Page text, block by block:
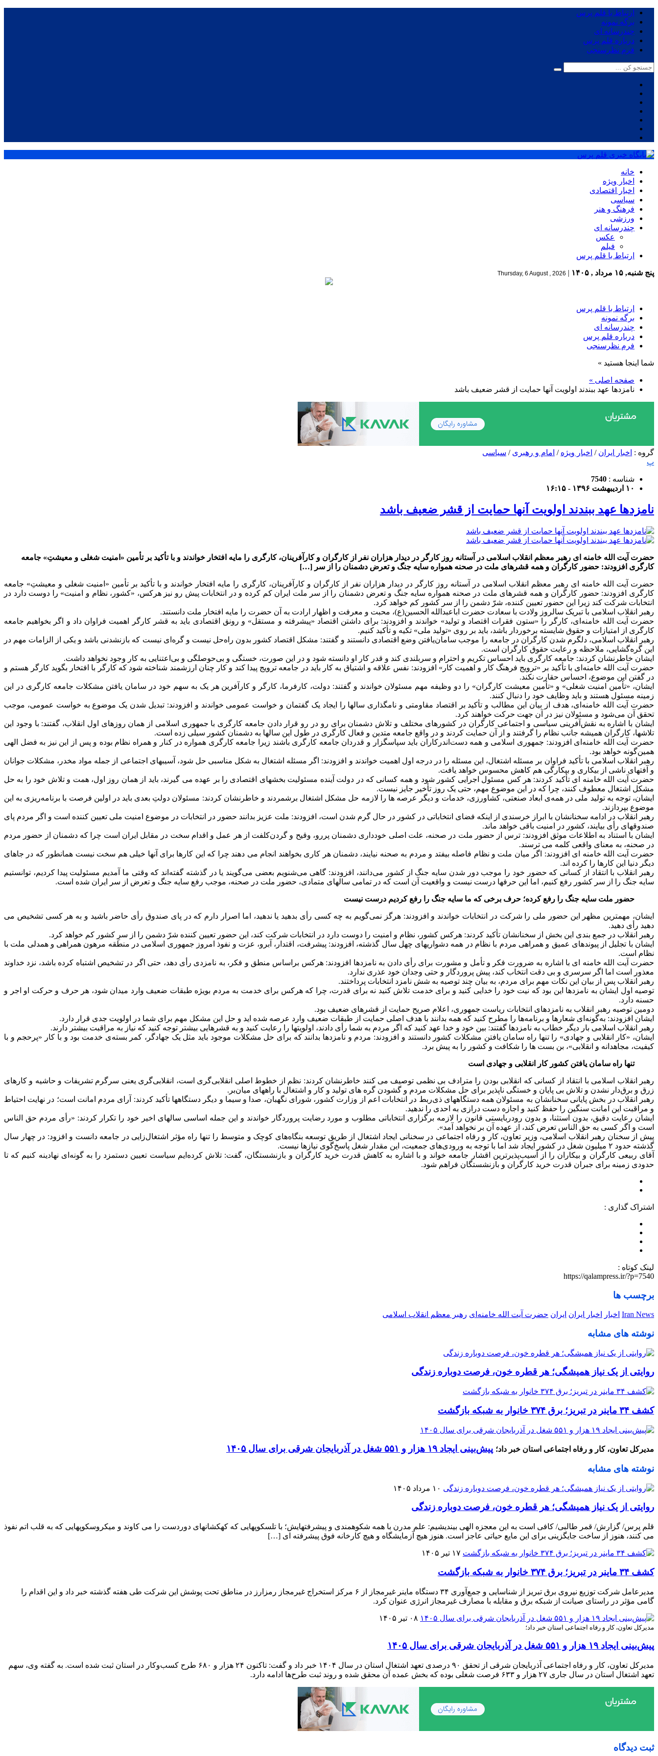
ارتباط با قلم پرس
برگه نمونه
چندرسانه ای
درباره قلم پرس
فرم نظرسنجی
خانه
اخبار ویژه
اخبار اقتصادی
سیاسی
فرهنگ و هنر
ورزشی
چندرسانه ای
عکس
فیلم
ارتباط با قلم پرس
پنج شنبه, ۱۵ مرداد , ۱۴۰۵ |
Thursday, 6 August , 2026
ارتباط با قلم پرس
برگه نمونه
چندرسانه ای
درباره قلم پرس
فرم نظرسنجی
شما اینجا هستید »
صفحه اصلی »
نامزدها عهد ببندند اولویت آنها حمایت از قشر ضعیف باشد
گروه : اخبار ایران / اخبار ویژه / امام و رهبری / سیاسی
پ
شناسه : 7540
۱۰ اردیبهشت ۱۳۹۶ - ۱۶:۱۵
نامزدها عهد ببندند اولویت آنها حمایت از قشر ضعیف باشد
حضرت آیت الله خامنه ای رهبر معظم انقلاب اسلامی در آستانه روز کارگر در دیدار هزاران نفر از کارگران و کارآفرینان، کارگری را مایه افتخار خواندند و با تأکید بر تأمین «امنیت شغلی و معیشتِ» جامعه
کارگری افزودند: حضور کارگران و همه قشرهای ملت در صحنه همواره سایه جنگ و تعرض دشمنان را از سر […]
حضرت آیت الله خامنه ای رهبر معظم انقلاب اسلامی در آستانه روز کارگر در دیدار هزاران نفر از کارگران و کارآفرینان، کارگری را مایه افتخار خواندند و با تأکید بر تأمین «امنیت شغلی و معیشتِ» جامعه
کارگری افزودند: حضور کارگران و همه قشرهای ملت در صحنه همواره سایه جنگ و تعرض دشمنان را از سر ملت ایران کم کرده و در انتخابات پیش رو نیز هرکس، «کشور، نظام و امنیت» را دوست دارد در
انتخابات شرکت کند زیرا این حضور تعیین کننده، شرّ دشمن را از سر کشور کم خواهد کرد.
رهبر انقلاب اسلامی با تبریک سالروز ولادت با سعادت حضرت اباعبدالله الحسین(ع)، محبت و معرفت و اظهار ارادت به آن حضرت را مایه افتخار ملت دانستند.
حضرت آیت الله خامنه‌ای، کارگر را «ستون فقرات اقتصاد و تولید» خواندند و افزودند: برای داشتن اقتصاد «پیشرفته و مستقل» و رونق اقتصادی باید به قشر کارگر اهمیت فراوان داد و اگر بخواهیم جامعه
کارگری از امتیازات و حقوق شایسته برخوردار باشد، باید بر روی «تولید ملی» تکیه و تأکید کنیم.
رهبر انقلاب اسلامی، دلگرم شدن کارگران در جامعه را موجب سامان‌یافتن وضع اقتصادی دانستند و گفتند: مشکل اقتصاد کشور بدون راه‌حل نیست و گره‌ای نیست که بازنشدنی باشد و یکی از الزامات مهم در
این گره‌گشایی، ملاحظه و رعایت حقوق کارگران است.
ایشان خاطرنشان کردند: جامعه کارگری باید احساس تکریم و احترام و سربلندی کند و قدر کار او دانسته شود و در این صورت، خستگی و بی‌حوصلگی و بی‌اعتنایی به کار وجود نخواهد داشت.
حضرت آیت الله خامنه‌ای با تأکید بر «ترویج فرهنگ کار و اهمیت کار» افزودند: نفس علاقه و اشتیاق به کار باید در جامعه ترویج پیدا کند و کار چنان ارزشمند شناخته شود که کارگر با افتخار بگوید کارگر هستم و
در گفتن این موضوع، احساس حقارت نکند.
ایشان، «تأمین امنیت شغلی» و «تأمین معیشت کارگران» را دو وظیفه مهم مسئولان خواندند و گفتند: دولت، کارفرما، کارگر و کارآفرین هر یک به سهم خود در سامان یافتن مشکلات جامعه کارگری در این
زمینه مسئول هستند و باید وظایف خود را دنبال کنند.
حضرت آیت الله خامنه‌ای، هدف از بیان این مطالب و تأکید بر اقتصاد مقاومتی و نامگذاری سالها را ایجاد یک گفتمان و خواست عمومی خواندند و افزودند: تبدیل شدن یک موضوع به خواست عمومی، موجب
تحقق آن می‌شود و مسئولان نیز در آن جهت حرکت خواهند کرد.
ایشان با اشاره به نقش‌آفرینی سیاسی و اجتماعی کارگران در کشورهای مختلف و تلاش دشمنان برای رو در رو قرار دادن جامعه کارگری با جمهوری اسلامی از همان روزهای اول انقلاب، گفتند: با وجود این
تلاشها، کارگران همیشه جانب نظام را گرفتند و از آن حمایت کردند و در واقع جامعه متدین و فعال کارگری در طول این سالها به دشمنان کشور سیلی زده است.
حضرت آیت الله خامنه‌ای افزودند: جمهوری اسلامی و همه دست‌اندرکاران باید سپاسگزار و قدردان جامعه کارگری باشند زیرا جامعه کارگری همواره در کنار و همراه نظام بوده و پس از این نیز به فضل الهی
همین‌گونه خواهد بود.
رهبر انقلاب اسلامی با تأکید فراوان بر مسئله اشتغال، این مسئله را در درجه اول اهمیت خواندند و افزودند: اگر مسئله اشتغال به شکل مناسبی حل شود، آسیبهای اجتماعی از جمله مواد مخدر، مشکلات جوانان
و آفتهای ناشی از بیکاری و بیکارگی هم کاهش محسوس خواهد یافت.
حضرت آیت الله خامنه ای تأکید کردند: هر کس مسئول اجرایی کشور شود و همه کسانی که در دولت آینده مسئولیت بخشهای اقتصادی را بر عهده می گیرند، باید از همان روز اول، همت و تلاش خود را به حل
مشکل اشتغال معطوف کنند، چرا که در این موضوع مهم، حتی یک روز تأخیر جایز نیست.
ایشان، توجه به تولید ملی در همه‌ی ابعاد صنعتی، کشاورزی، خدمات و دیگر عرصه ها را لازمه حل مشکل اشتغال برشمردند و خاطرنشان کردند: مسئولان دولتِ بعدی باید در اولین فرصت با برنامه‌ریزی به این
موضوع بپردازند.
رهبر انقلاب در ادامه سخنانشان با ابراز خرسندی از اینکه فضای انتخاباتی در کشور در حال گرم شدن است، افزودند: ملت عزیز بدانند حضور در انتخابات در موضوع امنیت ملی تعیین کننده است و اگر مردم پای
صندوقهای رأی بیایند، کشور در امنیت باقی خواهد ماند.
ایشان با استناد به اطلاعات موثق افزودند: ترس از حضور ملت در صحنه، علت اصلی خودداری دشمنان پررو، وقیح و گردن‌کلفت از هر عمل و اقدام سخت در مقابل ایران است چرا که دشمنان از حضور مردم
در صحنه، به معنای واقعی کلمه می ترسند.
حضرت آیت الله خامنه ای افزودند: اگر میان ملت و نظام فاصله بیفتد و مردم به صحنه نیایند، دشمنان هر کاری بخواهند انجام می دهند چرا که این کارها برای آنها خیلی هم سخت نیست همانطور که در جاهای
دیگر دنیا این کارها را کرده اند.
رهبر انقلاب با انتقاد از کسانی که حضور خود را موجب دور شدن سایه جنگ از کشور می‌دانند، افزودند: گاهی می‌شنویم بعضی می‌گویند یا در گذشته گفته‌اند که وقتی ما آمدیم مسئولیت پیدا کردیم، توانستیم
سایه جنگ را از سر کشور رفع کنیم، اما این حرفها درست نیست و واقعیت آن است که در تمامی سالهای متمادی، حضور ملت در صحنه، موجب رفع سایه جنگ و تعرض از سر ایران شده است.
حضور ملت سایه جنگ را رفع کرده؛ حرف برخی که ما سایه جنگ را رفع کردیم درست نیست
ایشان، مهمترین مظهر این حضور ملی را شرکت در انتخابات خواندند و افزودند: هرگز نمی‌گویم به چه کسی رأی بدهید یا ندهید، اما اصرار دارم که در پای صندوق رأی حاضر باشید و به هر کسی تشخیص می
دهید رأی دهید.
رهبر انقلاب در جمع بندی این بخش از سخنانشان تأکید کردند: هرکس کشور، نظام و امنیت را دوست دارد در انتخابات شرکت کند، این حضور تعیین کننده شرّ دشمن را از سرِ کشور کم خواهد کرد.
ایشان با تجلیل از پیوندهای عمیق و همراهی مردم با نظام در همه دشواریهای چهل سال گذشته، افزودند: پیشرفت، اقتدار، آبرو، عزت و نفوذ امروز جمهوری اسلامی در منطقه مرهون همراهی و همدلی ملت با
نظام است.
حضرت آیت الله خامنه ای با اشاره به ضرورت فکر و تأمل و مشورت برای رأی دادن به نامزدها افزودند: هرکس براساس منطق و فکر، به نامزدی رأی دهد، حتی اگر در تشخیص اشتباه کرده باشد، نزد خداوند
معذور است اما اگر سرسری و بی دقت انتخاب کند، پیش پروردگار و حتی وجدان خود عذری ندارد.
رهبر انقلاب پس از بیان این نکات مهم برای مردم، به بیان چند توصیه به شش نامزد انتخابات پرداختند.
توصیه اول ایشان به نامزدها این بود که نیت خود را خدایی کنید و برای خدمت تلاش کنید نه برای قدرت، چرا که هرکس برای خدمت به مردم بویژه طبقات ضعیف وارد میدان شود، هر حرف و حرکت او اجر و
حسنه دارد.
دومین توصیه رهبر انقلاب به نامزدهای انتخابات ریاست جمهوری، اعلام صریح حمایت از قشرهای ضعیف بود.
ایشان افزودند: به‌گونه‌ای شعارها و برنامه‌ها را مطرح کنید که همه بدانند با هدف اصلی حمایت از طبقات ضعیف وارد عرصه شده اید و حل این مشکل مهم برای شما در اولویت جدی قرار دارد.
رهبر انقلاب اسلامی بار دیگر خطاب به نامزدها گفتند: بین خود و خدا عهد کنید که اگر مردم به شما رأی دادند، اولویتها را رعایت کنید و به قشرهایی بیشتر توجه کنید که نیاز به مراقبت بیشتر دارند.
ایشان، «کار انقلابی و جهادی» را تنها راه سامان یافتن مشکلات کشور دانستند و افزودند: مردم و نامزدها بدانند که برای حل مشکلات موجود باید مثل یک جهادگر، کمر بسته‌ی خدمت بود و با کار «پرحجم و با
کیفیت، مجاهدانه و انقلابی»، بن بست ها را شکافت و کشور را به پیش برد.
تنها راه سامان یافتن کشور کار انقلابی و جهادی است
رهبر انقلاب اسلامی با انتقاد از کسانی که انقلابی بودن را مترادف بی نظمی توصیف می کنند خاطرنشان کردند: نظم از خطوط اصلی انقلابی‌گری است، انقلابی‌گری یعنی سرگرم تشریفات و حاشیه و کارهای
زرق و برق‌دار نشدن و تلاش بی پایان و خستگی ناپذیر برای حل مشکلات مردم و گشودن گره های تولید و کار و اشتغال با راههای میان‌بر.
رهبر انقلاب در بخش پایانی سخنانشان به مسئولان همه دستگاههای ذی‌ربط در انتخابات اعم از وزارت کشور، شورای نگهبان، صدا و سیما و دیگر دستگاهها تأکید کردند: آرای مردم امانت است؛ در نهایت احتیاط
و مراقبت این امانت سنگین را حفظ کنید و اجازه دست درازی به احدی را ندهید.
ایشان رعایت دقیق، بدون استثنا، و بدون رودربایستی قانون را لازمه برگزاری انتخاباتی مطلوب و مورد رضایت پروردگار خواندند و این جمله اساسی سالهای اخیر خود را تکرار کردند: «رأی مردم حق الناس
است و اگر کسی به حق الناس تعرض کند، از عهده آن بر نخواهد آمد».
پیش از سخنان رهبر انقلاب اسلامی، وزیر تعاون، کار و رفاه اجتماعی در سخنانی ایجاد اشتغال از طریق توسعه بنگاه‌های کوچک و متوسط را تنها راه مؤثر اشتغال‌زایی در جامعه دانست و افزود: در چهار سال
گذشته حدود ۲ میلیون شغل در کشور ایجاد شد اما با توجه به ورودی‌های جمعیت، این مقدار شغل پاسخ‌گوی نیازها نیست.
آقای ربیعی کارگران و بیکاران را از آسیب‌پذیرترین اقشار جامعه خواند و با اشاره به کاهش قدرت خرید کارگران و بازنشستگان، گفت: تلاش کرده‌ایم سیاست تعیین دستمزد را به گونه‌ای نهادینه کنیم که تا
حدودی زمینه برای جبران قدرت خرید کارگران و بازنشستگان فراهم شود.
اشتراک گذاری :
لینک کوتاه :
https://qalampress.ir/?p=7540
برچسب ها
Iran News اخبار اخبار ایران ایران حضرت آیت الله خامنه‌ای رهبر معظم انقلاب اسلامی
نوشته های مشابه
روایتی از یک نیاز همیشگی؛ هر قطره خون، فرصت دوباره زندگی
کشف ۳۴ ماینر در تبریز؛ برق ۳۷۴ خانوار به شبکه بازگشت
مدیرکل تعاون، کار و رفاه اجتماعی استان خبر داد؛ پیش‌بینی ایجاد ۱۹ هزار و ۵۵۱ شغل در آذربایجان شرقی برای سال ۱۴۰۵
نوشته های مشابه
۱۰ مرداد ۱۴۰۵
روایتی از یک نیاز همیشگی؛ هر قطره خون، فرصت دوباره زندگی
قلم پرس/ گزارش/ قمر طالبی/ کافی است به این معجزه الهی بیندیشیم: علم مدرن با همه شکوهمندی و پیشرفتهایش؛ با تلسکوپهایی که کهکشانهای دوردست را می کاوند و میکروسکوپهایی که به قلب اتم نفوذ
می‌ کنند، هنوز از ساخت جایگزینی برای این مایع حیاتی عاجز است. هنوز هیچ آزمایشگاه و هیچ کارخانه فوق ‌پیشرفته ‌ای […]
۱۷ تیر ۱۴۰۵
کشف ۳۴ ماینر در تبریز؛ برق ۳۷۴ خانوار به شبکه بازگشت
مدیرعامل شرکت توزیع نیروی برق تبریز از شناسایی و جمع‌آوری ۳۴ دستگاه ماینر غیرمجاز از ۶ مرکز استخراج غیرمجاز رمزارز در مناطق تحت پوشش این شرکت طی هفته گذشته خبر داد و این اقدام را
گامی مؤثر در راستای صیانت از شبکه برق و مقابله با مصارف غیرمجاز انرژی عنوان کرد.
۰۸ تیر ۱۴۰۵
مدیرکل تعاون، کار و رفاه اجتماعی استان خبر داد؛
پیش‌بینی ایجاد ۱۹ هزار و ۵۵۱ شغل در آذربایجان شرقی برای سال ۱۴۰۵
مدیرکل تعاون، کار و رفاه اجتماعی آذربایجان شرقی از تحقق ۹۰ درصدی تعهد اشتغال استان در سال ۱۴۰۴ خبر داد و گفت: تاکنون ۲۴ هزار و ۶۸۰ طرح کسب‌وکار در استان ثبت شده است. به گفته وی، سهم
تعهد اشتغال استان در سال جاری ۲۷ هزار و ۶۳۳ فرصت شغلی بوده که بخش عمده آن محقق شده و روند ثبت طرح‌ها ادامه دارد.
ثبت دیدگاه